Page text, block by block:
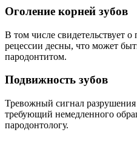
Оголение корней зубов
В том числе свидетельствует о
рецессии десны, что может
пародонтитом.
Подвижность зубов
Тревожный сигнал
требующий немедленного
пародонтологу.